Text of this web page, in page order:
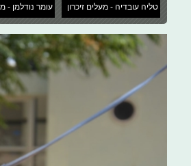
טליה עובדיה - מעלים זיכרון עומר נודלמן -